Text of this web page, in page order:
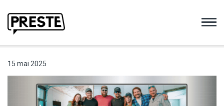
15 mai 2025